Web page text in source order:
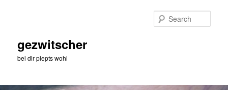
gezwitscher
bei dir piepts wohl